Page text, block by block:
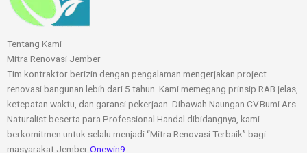
Tentang Kami
Mitra Renovasi Jember
Tim kontraktor berizin dengan pengalaman mengerjakan project
renovasi bangunan lebih dari 5 tahun. Kami memegang prinsip RAB jelas,
ketepatan waktu, dan garansi pekerjaan. Dibawah Naungan CV.Bumi Ars
Naturalist beserta para Professional Handal dibidangnya, kami
berkomitmen untuk selalu menjadi “Mitra Renovasi Terbaik” bagi
masyarakat JemberOnewin9